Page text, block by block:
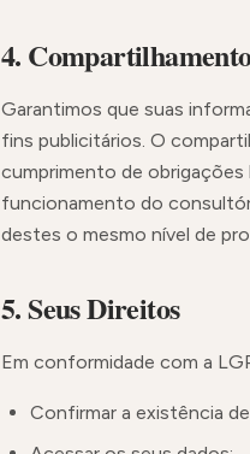
4.
Garantimos que suas
fins publicitários. O
cumprimento de obrigações
funcionamento do
destes o mesmo nível de
5. Seus Direitos
Em conformidade com a
Confirmar a existência